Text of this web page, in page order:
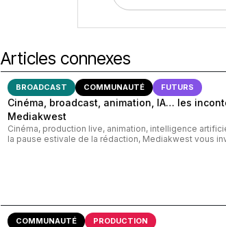
Articles connexes
BROADCAST COMMUNAUTÉ FUTURS
Cinéma, broadcast, animation, IA… les
Mediakwest
Cinéma, production live, animation, intelligence
la pause estivale de la rédaction, Mediakwest vous
COMMUNAUTÉ PRODUCTION